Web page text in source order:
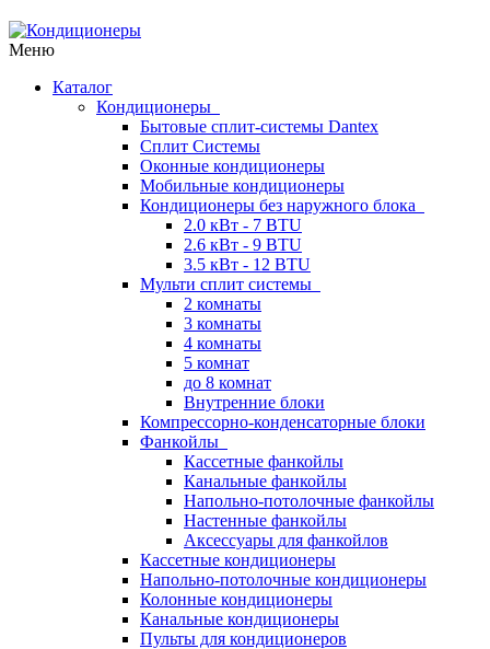
Меню
Каталог
Кондиционеры
Бытовые сплит-системы Dantex
Сплит Системы
Оконные кондиционеры
Мобильные кондиционеры
Кондиционеры без наружного блока
2.0 кВт - 7 BTU
2.6 кВт - 9 BTU
3.5 кВт - 12 BTU
Мульти сплит системы
2 комнаты
3 комнаты
4 комнаты
5 комнат
до 8 комнат
Внутренние блоки
Компрессорно-конденсаторные блоки
Фанкойлы
Кассетные фанкойлы
Канальные фанкойлы
Напольно-потолочные фанкойлы
Настенные фанкойлы
Аксессуары для фанкойлов
Кассетные кондиционеры
Напольно-потолочные кондиционеры
Колонные кондиционеры
Канальные кондиционеры
Пульты для кондиционеров